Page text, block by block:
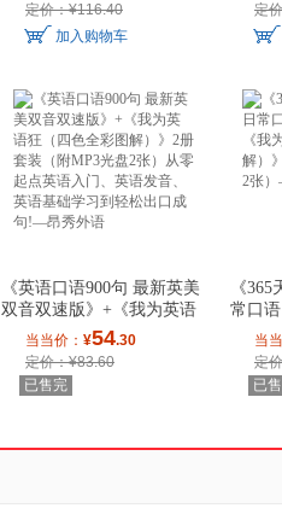
定价：¥116.40
加入购物车
定
《英语口语900句 最新英美
双音双速版》+《我为英语
狂（四色全彩
当当价： ¥54.30
定价：¥83.60
已售完
《
常口
《我
当
定
已